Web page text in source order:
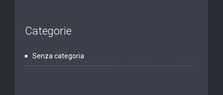
Categorie
Senza categoria